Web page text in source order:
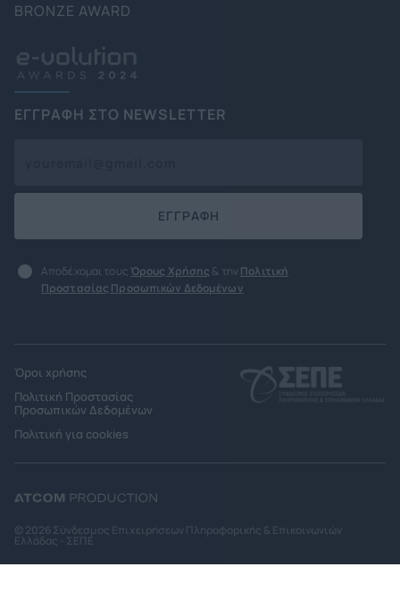
BRONZE AWARD
ΕΓΓΡΑΦΗ ΣΤΟ NEWSLETTER
ΕΓΓΡΑΦΗ
Αποδέχομαι τους Όρους Χρήσης & την Πολιτική
Προστασίας Προσωπικών Δεδομένων
Όροι χρήσης
Πολιτική Προστασίας
Προσωπικών Δεδομένων
Πολιτική για cookies
© 2026 Σύνδεσμος Επιχειρήσεων Πληροφορικής & Επικοινωνιών
Ελλάδας - ΣΕΠΕ